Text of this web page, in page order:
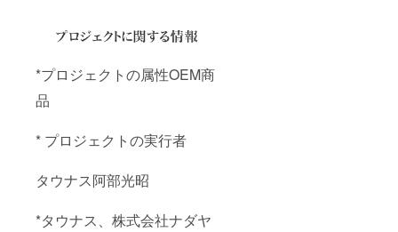
*プロジェクトの属性OEM商
品
* プロジェクトの実行者
タウナス阿部光昭
*タウナス、株式会社ナダヤ